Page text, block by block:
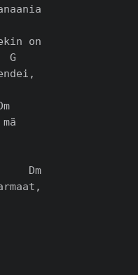
on
G
Dm